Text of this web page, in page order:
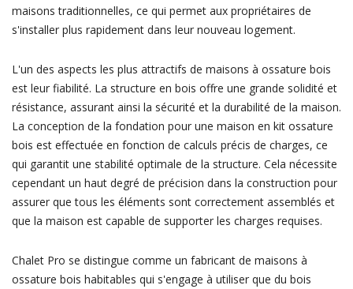
maisons traditionnelles, ce qui permet aux propriétaires de
s'installer plus rapidement dans leur nouveau logement.
L'un des aspects les plus attractifs de maisons à ossature bois
est leur fiabilité. La structure en bois offre une grande solidité et
résistance, assurant ainsi la sécurité et la durabilité de la maison.
La conception de la fondation pour une maison en kit ossature
bois est effectuée en fonction de calculs précis de charges, ce
qui garantit une stabilité optimale de la structure. Cela nécessite
cependant un haut degré de précision dans la construction pour
assurer que tous les éléments sont correctement assemblés et
que la maison est capable de supporter les charges requises.
Chalet Pro se distingue comme un fabricant de maisons à
ossature bois habitables qui s'engage à utiliser que du bois